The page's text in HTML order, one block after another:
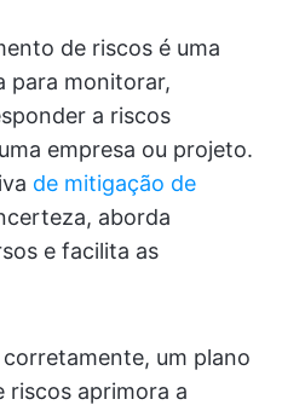
de riscos é uma
para monitorar,
a riscos
empresa ou projeto.
de mitigação de
aborda
e facilita as
um plano
riscos aprimora a